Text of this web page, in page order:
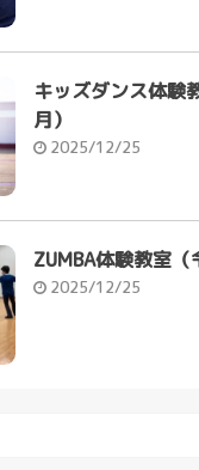
キッズダンス体験
月）
2025/12/25
ZUMBA体験教室（
2025/12/25